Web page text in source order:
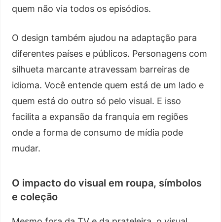
quem não via todos os episódios.
O design também ajudou na adaptação para
diferentes países e públicos. Personagens com
silhueta marcante atravessam barreiras de
idioma. Você entende quem está de um lado e
quem está do outro só pelo visual. E isso
facilita a expansão da franquia em regiões
onde a forma de consumo de mídia pode
mudar.
O impacto do visual em roupa, símbolos
e coleção